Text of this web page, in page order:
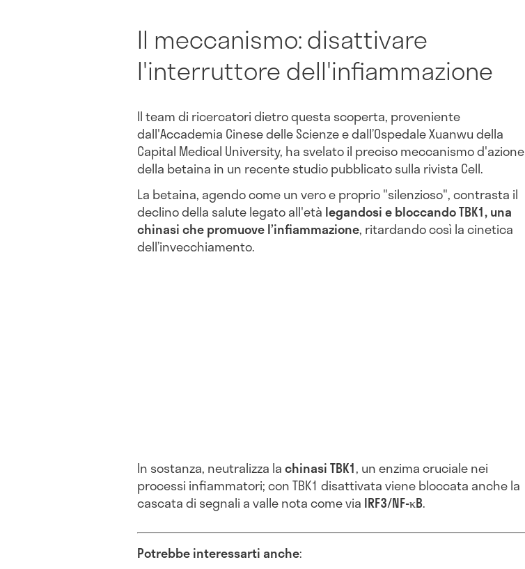
Il meccanismo: disattivare
l'interruttore dell'infiammazione
Il team di ricercatori dietro questa scoperta, proveniente
dall'Accademia Cinese delle Scienze e dall’Ospedale Xuanwu della
Capital Medical University, ha svelato il preciso meccanismo d'azione
della betaina in un recente studio pubblicato sulla rivista Cell.
La betaina, agendo come un vero e proprio "silenzioso", contrasta il
declino della salute legato all'età legandosi e bloccando TBK1, una
chinasi che promuove l’infiammazione, ritardando così la cinetica
dell’invecchiamento.
In sostanza, neutralizza lachinasi TBK1, un enzima cruciale nei
processi infiammatori; con TBK1 disattivata viene bloccata anche la
cascata di segnali a valle nota come via IRF3/NF-κB.
Potrebbe interessarti anche: